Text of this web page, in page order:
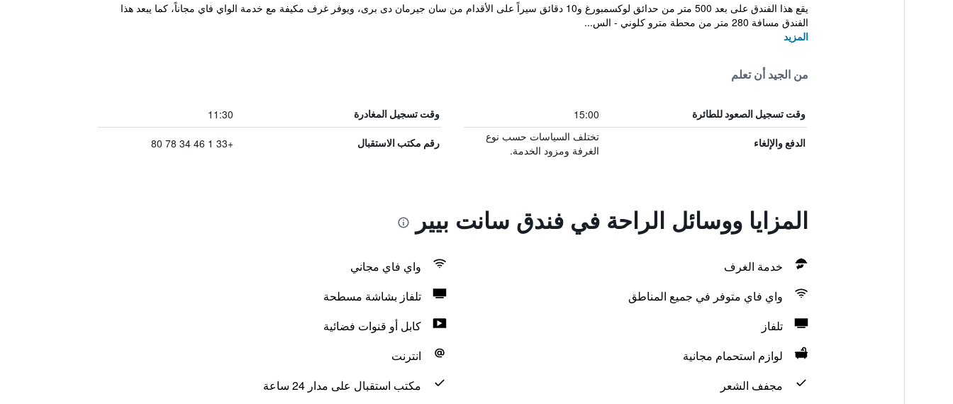
يقع هذا الفندق على بعد 500 متر من حدائق لوكسمبورغ و10 دقائق سيراً على الأقدام من سان جيرمان دى برى، ويوفر غرف مكيفة مع خدمة الواي فاي مجاناً، كما يبعد هذا
الفندق مسافة 280 متر من محطة مترو كلوني - الس...
المزيد
من الجيد أن تعلم
وقت تسجيل الصعود للطائرة 15:00 وقت تسجيل المغادرة 11:30
الدفع والإلغاء
تختلف السياسات حسب نوع
الغرفة ومزود الخدمة.
رقم مكتب الاستقبال +33 1 46 34 78 80
المزايا ووسائل الراحة في فندق سانت بيير
خدمة الغرف
واي فاي مجاني
واي فاي متوفر في جميع المناطق
تلفاز بشاشة مسطحة
تلفاز
كابل أو قنوات فضائية
لوازم استحمام مجانية
انترنت
مجفف الشعر
مكتب استقبال على مدار 24 ساعة